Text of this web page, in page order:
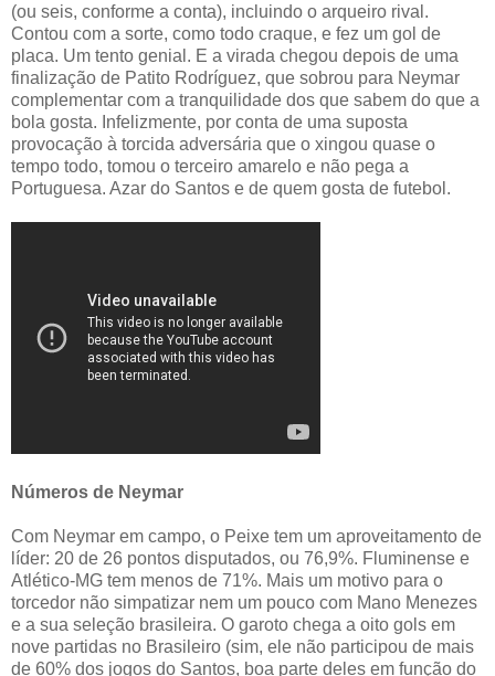
(ou seis, conforme a conta), incluindo o arqueiro rival.
Contou com a sorte, como todo craque, e fez um gol de
placa. Um tento genial. E a virada chegou depois de uma
finalização de Patito Rodríguez, que sobrou para Neymar
complementar com a tranquilidade dos que sabem do que a
bola gosta. Infelizmente, por conta de uma suposta
provocação à torcida adversária que o xingou quase o
tempo todo, tomou o terceiro amarelo e não pega a
Portuguesa. Azar do Santos e de quem gosta de futebol.
Números de Neymar
Com Neymar em campo, o Peixe tem um aproveitamento de
líder: 20 de 26 pontos disputados, ou 76,9%. Fluminense e
Atlético-MG tem menos de 71%. Mais um motivo para o
torcedor não simpatizar nem um pouco com Mano Menezes
e a sua seleção brasileira. O garoto chega a oito gols em
nove partidas no Brasileiro (sim, ele não participou de mais
de 60% dos jogos do Santos, boa parte deles em função do